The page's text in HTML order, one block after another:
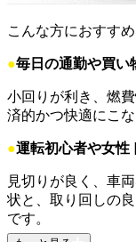
こんな方におすすめ
●毎日の通勤や買い
小回りが利き、燃
済的かつ快適にこ
●運転初心者や女性
見切りが良く、車
状と、取り回しの
です。